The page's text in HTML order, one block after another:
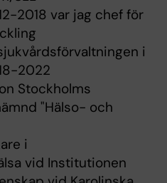
2018 var jag chef för
i
2022
Stockholms
"Hälso- och
i
vid Institutionen